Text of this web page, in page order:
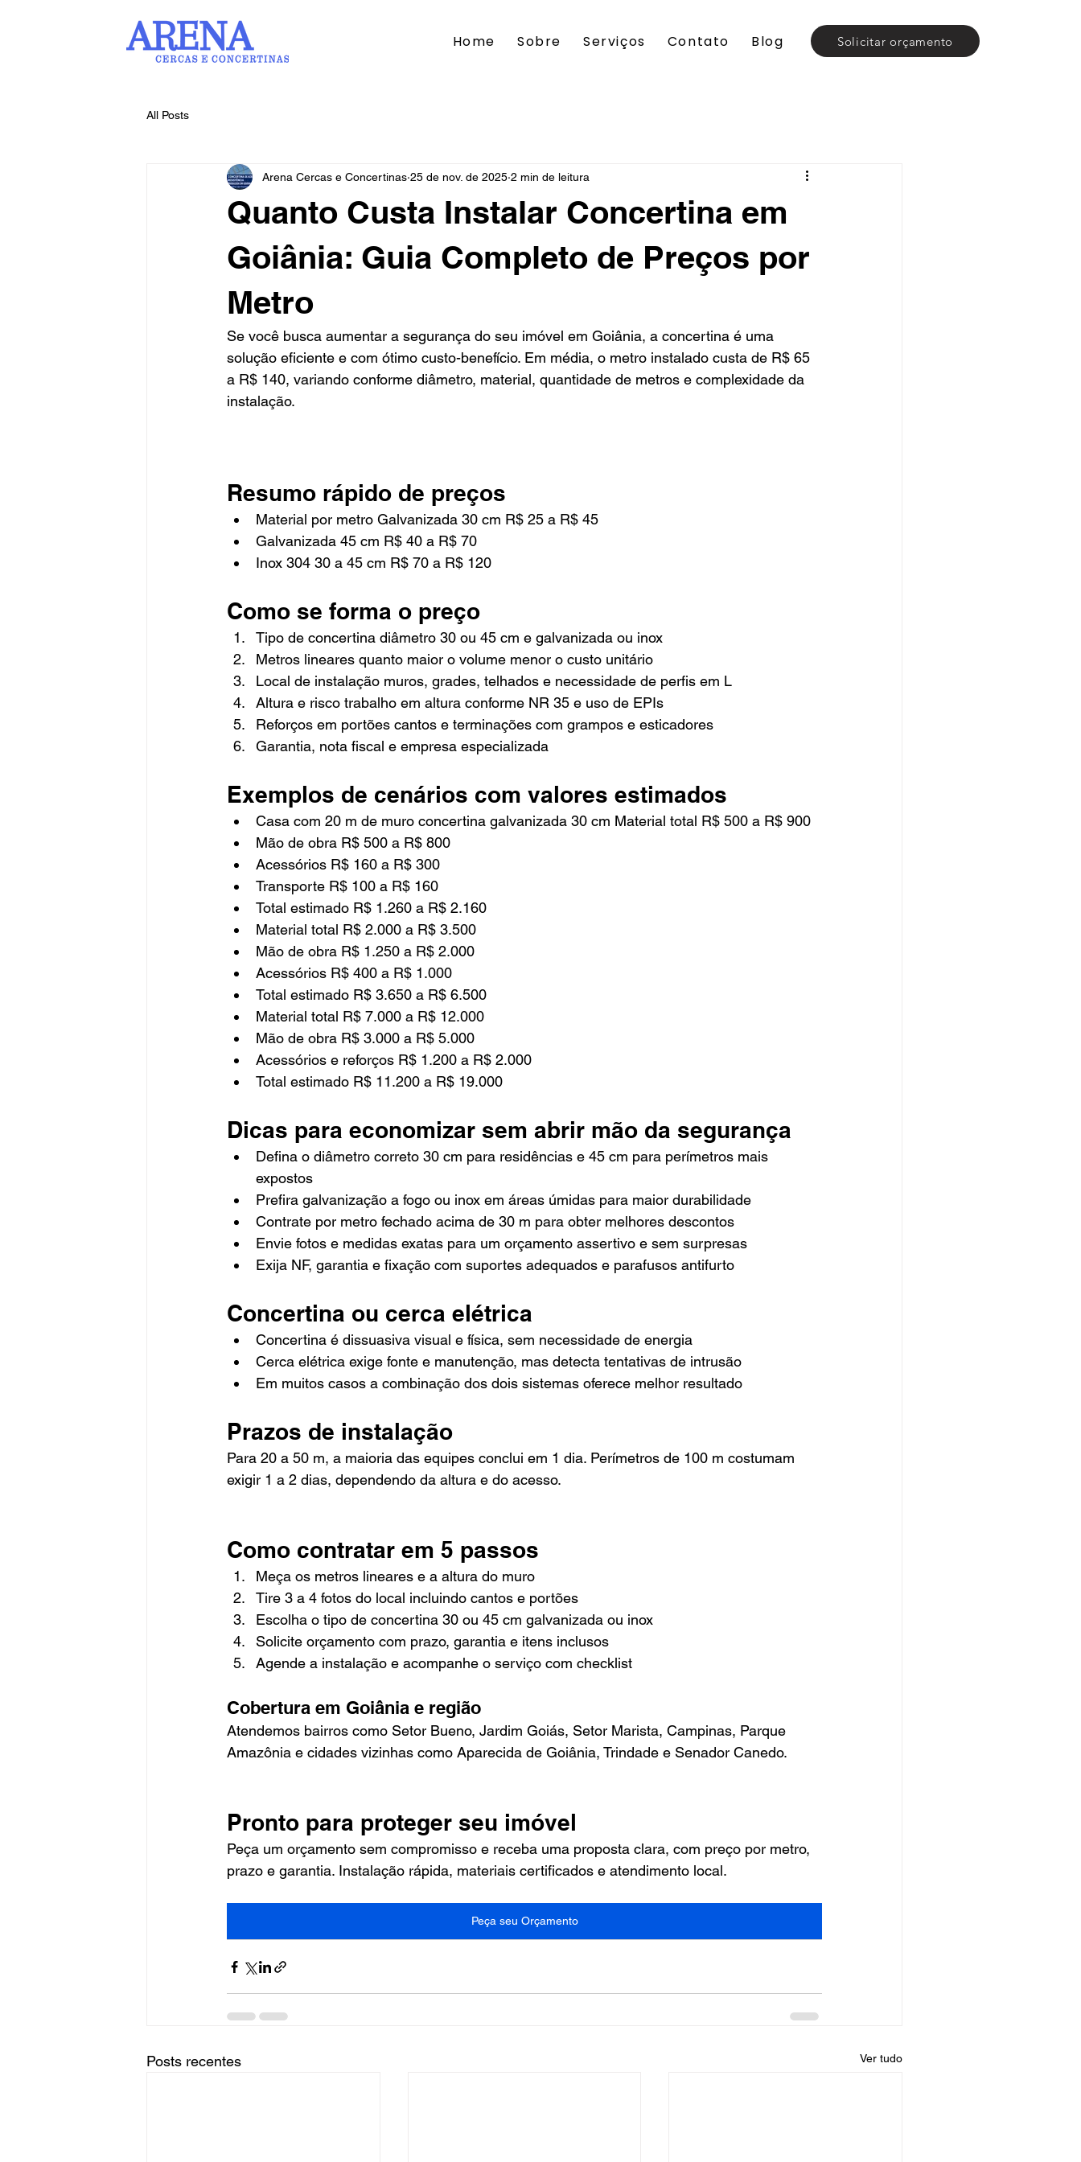
Home Sobre Serviços Contato Blog Solicitar orçamento
All Posts
Quanto Custa Instalar Concertina em
Goiânia: Guia Completo de Preços por
Metro
Arena Cercas e Concertinas 25 de nov. de 2025 2 min de leitura
Se você busca aumentar a segurança do seu imóvel em Goiânia, a concertina é uma
solução eficiente e com ótimo custo-benefício. Em média, o metro instalado custa de R$ 65
a R$ 140, variando conforme diâmetro, material, quantidade de metros e complexidade da
instalação.
Resumo rápido de preços
Material por metro Galvanizada 30 cm R$ 25 a R$ 45
Galvanizada 45 cm R$ 40 a R$ 70
Inox 304 30 a 45 cm R$ 70 a R$ 120
Como se forma o preço
Tipo de concertina diâmetro 30 ou 45 cm e galvanizada ou inox
Metros lineares quanto maior o volume menor o custo unitário
Local de instalação muros, grades, telhados e necessidade de perfis em L
Altura e risco trabalho em altura conforme NR 35 e uso de EPIs
Reforços em portões cantos e terminações com grampos e esticadores
Garantia, nota fiscal e empresa especializada
Exemplos de cenários com valores estimados
Casa com 20 m de muro concertina galvanizada 30 cm Material total R$ 500 a R$ 900
Mão de obra R$ 500 a R$ 800
Acessórios R$ 160 a R$ 300
Transporte R$ 100 a R$ 160
Total estimado R$ 1.260 a R$ 2.160
Material total R$ 2.000 a R$ 3.500
Mão de obra R$ 1.250 a R$ 2.000
Acessórios R$ 400 a R$ 1.000
Total estimado R$ 3.650 a R$ 6.500
Material total R$ 7.000 a R$ 12.000
Mão de obra R$ 3.000 a R$ 5.000
Acessórios e reforços R$ 1.200 a R$ 2.000
Total estimado R$ 11.200 a R$ 19.000
Dicas para economizar sem abrir mão da segurança
Defina o diâmetro correto 30 cm para residências e 45 cm para perímetros mais
expostos
Prefira galvanização a fogo ou inox em áreas úmidas para maior durabilidade
Contrate por metro fechado acima de 30 m para obter melhores descontos
Envie fotos e medidas exatas para um orçamento assertivo e sem surpresas
Exija NF, garantia e fixação com suportes adequados e parafusos antifurto
Concertina ou cerca elétrica
Concertina é dissuasiva visual e física, sem necessidade de energia
Cerca elétrica exige fonte e manutenção, mas detecta tentativas de intrusão
Em muitos casos a combinação dos dois sistemas oferece melhor resultado
Prazos de instalação
Para 20 a 50 m, a maioria das equipes conclui em 1 dia. Perímetros de 100 m costumam
exigir 1 a 2 dias, dependendo da altura e do acesso.
Como contratar em 5 passos
Meça os metros lineares e a altura do muro
Tire 3 a 4 fotos do local incluindo cantos e portões
Escolha o tipo de concertina 30 ou 45 cm galvanizada ou inox
Solicite orçamento com prazo, garantia e itens inclusos
Agende a instalação e acompanhe o serviço com checklist
Cobertura em Goiânia e região
Atendemos bairros como Setor Bueno, Jardim Goiás, Setor Marista, Campinas, Parque
Amazônia e cidades vizinhas como Aparecida de Goiânia, Trindade e Senador Canedo.
Pronto para proteger seu imóvel
Peça um orçamento sem compromisso e receba uma proposta clara, com preço por metro,
prazo e garantia. Instalação rápida, materiais certificados e atendimento local.
Peça seu Orçamento
Posts recentes Ver tudo